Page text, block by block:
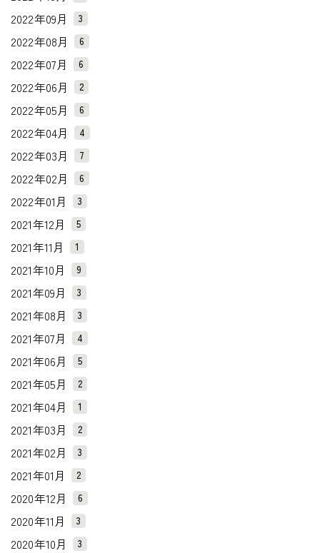
2022年09月 3
2022年08月 6
2022年07月 6
2022年06月 2
2022年05月 6
2022年04月 4
2022年03月 7
2022年02月 6
2022年01月 3
2021年12月 5
2021年11月 1
2021年10月 9
2021年09月 3
2021年08月 3
2021年07月 4
2021年06月 5
2021年05月 2
2021年04月 1
2021年03月 2
2021年02月 3
2021年01月 2
2020年12月 6
2020年11月 3
2020年10月 3